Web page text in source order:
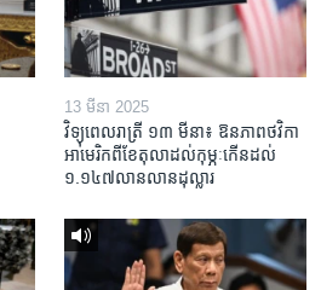
13 មីនា 2025
វិទ្យុពេលរាត្រី ១៣ មីនា៖ ឱនភាព​ថវិកា​
អាមេរិក​ពី​ខែ​តុលា​ដល់​កុម្ភៈ​កើន​ដល់​
១.១៤៧​លានលាន​ដុល្លារ